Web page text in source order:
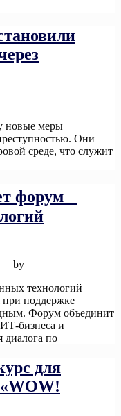
новые меры
Они
среде, что служит
форум
by
технологий
поддержке
Форум объединит
бизнеса и
диалога по
для